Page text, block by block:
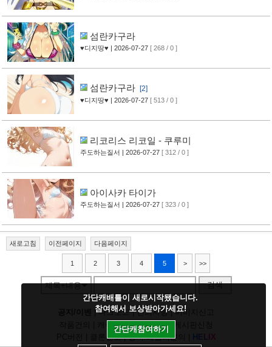
섬란카구라
♥디지땅♥ | 2026-07-27 [ 268 / 0 ]
섬란카구라 [2]
♥디지땅♥ | 2026-07-27 [ 513 / 0 ]
리코리스 리코일 - 쿠루미
주도하는질서 | 2026-07-27 [ 312 / 0 ]
아이사카 타이가
주도하는질서 | 2026-07-27 [ 323 / 0 ]
새로고침 이전페이지 다음페이지
1 2 3 4 5 > >>
제목+내용 검색
|다크모드|건의사항|이미지신고
캐릭건의|기타디비|
클론신고|정지/패널티문의 H X
간단캐배틀이 새로시작됐습니다.
참여해서 보상받아가세요!
간단캐참여하기